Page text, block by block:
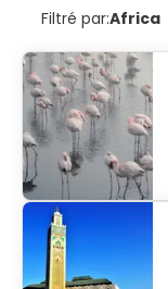
Filtré par:Africa